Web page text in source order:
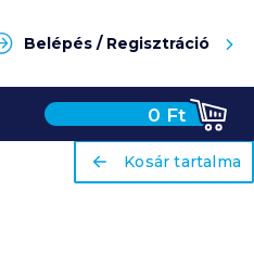
Belépés / Regisztráció
0 Ft
ariaLabel
Kosár tartalma